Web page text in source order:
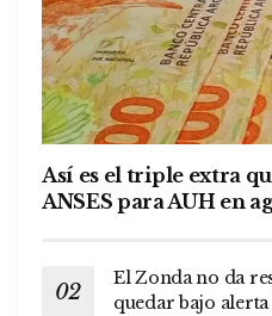
Así es el triple extra
ANSES para AUH en
El Zonda no da
quedar bajo